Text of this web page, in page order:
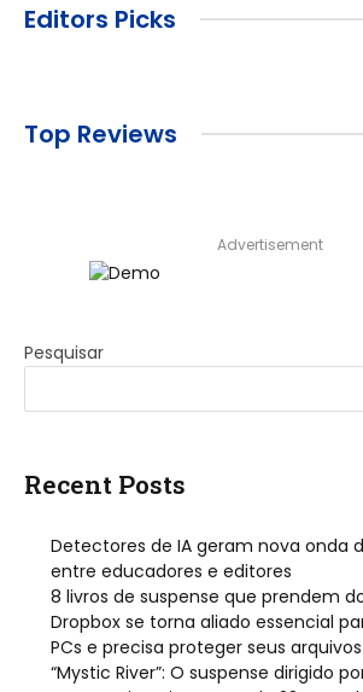
Editors Picks
Top Reviews
Advertisement
Pesquisar
Recent Posts
Detectores de IA geram nova onda
entre educadores e editores
8 livros de suspense que prendem
Dropbox se torna aliado essencial
PCs e precisa proteger seus arquivos
“Mystic River”: O suspense dirigido